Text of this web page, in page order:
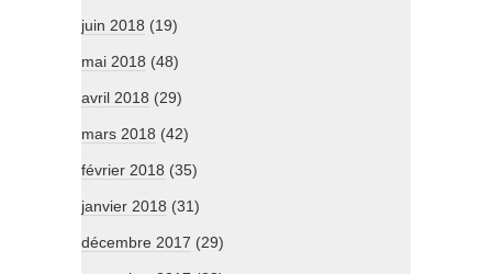
juin 2018 (19)
mai 2018 (48)
avril 2018 (29)
mars 2018 (42)
février 2018 (35)
janvier 2018 (31)
décembre 2017 (29)